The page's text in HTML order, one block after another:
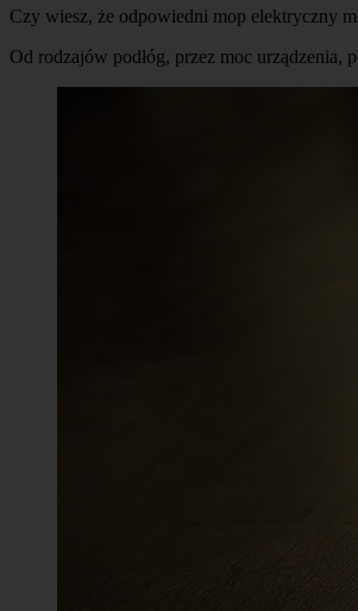
Czy wiesz, że odpowiedni mop elektryczny
Od rodzajów podłóg, przez moc